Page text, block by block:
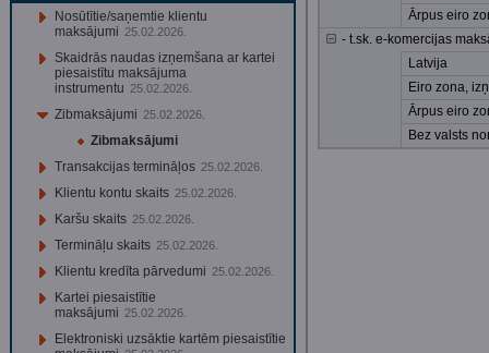
Nosūtītie/saņemtie klientu
maksājumi 25.02.2026.
Skaidrās naudas izņemšana ar kartei
piesaistītu maksājuma
instrumentu 25.02.2026.
Zibmaksājumi 25.02.2026.
Zibmaksājumi
Transakcijas termināļos 25.02.2026.
Klientu kontu skaits 25.02.2026.
Karšu skaits 25.02.2026.
Termināļu skaits 25.02.2026.
Klientu kredīta pārvedumi 25.02.2026.
Kartei piesaistītie
maksājumi 25.02.2026.
Elektroniski uzsāktie kartēm piesaistītie
Ārpus eiro
- t.sk. e-komercijas
Latvija
Eiro zona,
Ārpus eiro
Bez valsts